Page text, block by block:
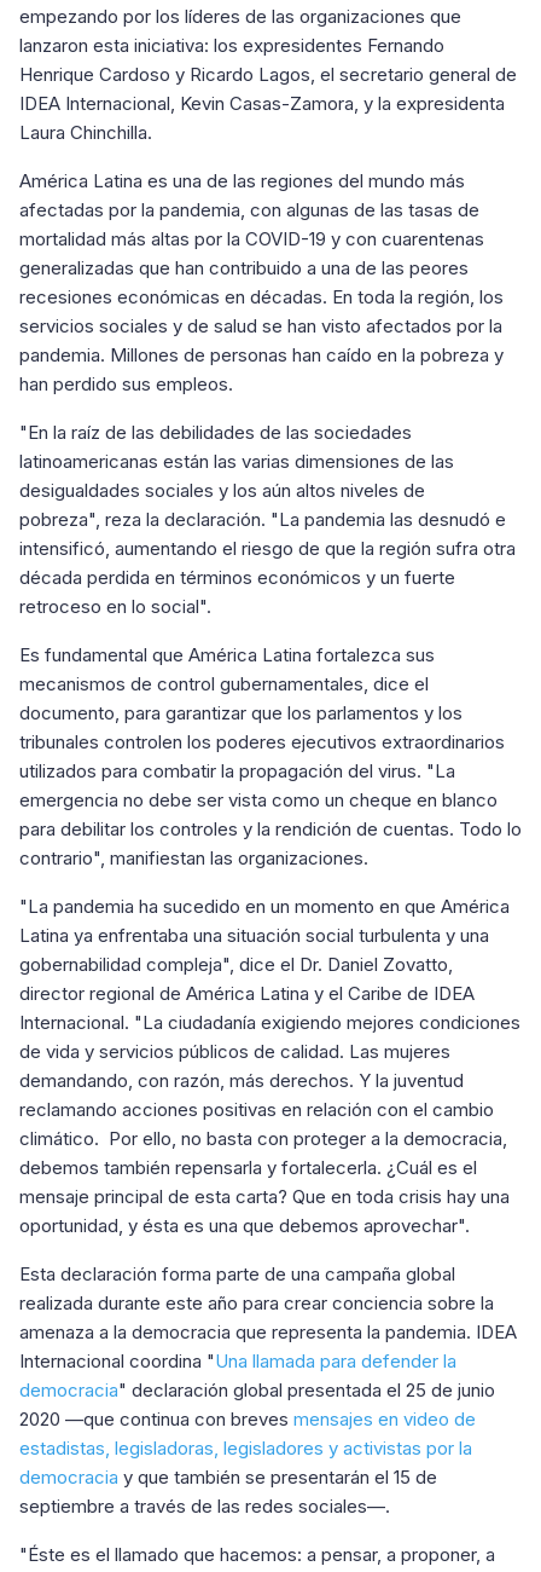
empezando por los líderes de las organizaciones que
lanzaron esta iniciativa: los expresidentes Fernando
Henrique Cardoso y Ricardo Lagos, el secretario general de
IDEA Internacional, Kevin Casas-Zamora, y la expresidenta
Laura Chinchilla.
América Latina es una de las regiones del mundo más
afectadas por la pandemia, con algunas de las tasas de
mortalidad más altas por la COVID-19 y con cuarentenas
generalizadas que han contribuido a una de las peores
recesiones económicas en décadas. En toda la región, los
servicios sociales y de salud se han visto afectados por la
pandemia. Millones de personas han caído en la pobreza y
han perdido sus empleos.
"En la raíz de las debilidades de las sociedades
latinoamericanas están las varias dimensiones de las
desigualdades sociales y los aún altos niveles de
pobreza", reza la declaración. "La pandemia las desnudó e
intensificó, aumentando el riesgo de que la región sufra otra
década perdida en términos económicos y un fuerte
retroceso en lo social".
Es fundamental que América Latina fortalezca sus
mecanismos de control gubernamentales, dice el
documento, para garantizar que los parlamentos y los
tribunales controlen los poderes ejecutivos extraordinarios
utilizados para combatir la propagación del virus. "La
emergencia no debe ser vista como un cheque en blanco
para debilitar los controles y la rendición de cuentas. Todo lo
contrario", manifiestan las organizaciones.
"La pandemia ha sucedido en un momento en que América
Latina ya enfrentaba una situación social turbulenta y una
gobernabilidad compleja", dice el Dr. Daniel Zovatto,
director regional de América Latina y el Caribe de IDEA
Internacional. "La ciudadanía exigiendo mejores condiciones
de vida y servicios públicos de calidad. Las mujeres
demandando, con razón, más derechos. Y la juventud
reclamando acciones positivas en relación con el cambio
climático. Por ello, no basta con proteger a la democracia,
debemos también repensarla y fortalecerla. ¿Cuál es el
mensaje principal de esta carta? Que en toda crisis hay una
oportunidad, y ésta es una que debemos aprovechar".
Esta declaración forma parte de una campaña global
realizada durante este año para crear conciencia sobre la
amenaza a la democracia que representa la pandemia. IDEA
Internacional coordina "Una llamada para defender la
democracia" declaración global presentada el 25 de junio
2020 —que continua con breves mensajes en video de
estadistas, legisladoras, legisladores y activistas por la
democracia y que también se presentarán el 15 de
septiembre a través de las redes sociales—.
"Éste es el llamado que hacemos: a pensar, a proponer, a